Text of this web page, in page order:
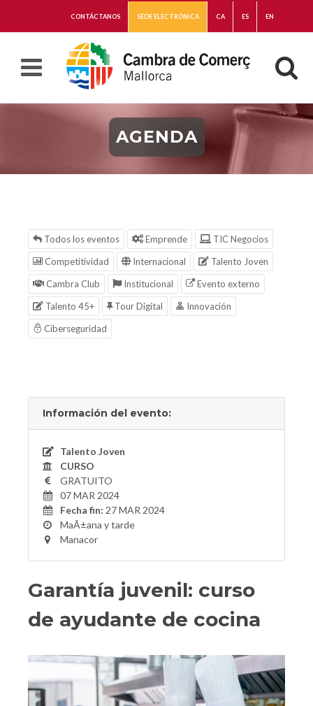
CONTÁCTANOS SEDE ELECTRÓNICA CA ES EN
AGENDA
Todos los eventos Emprende
TIC Negocios
Competitividad
Internacional
Talento Joven
Cambra Club
Institucional
Evento externo
Talento 45+
Tour Digital
Innovación
Ciberseguridad
Información del evento:
Talento Joven
CURSO
GRATUITO
07 MAR 2024
Fecha fin: 27 MAR 2024
MaÃ±ana y tarde
Manacor
Garantía juvenil: curso
de ayudante de cocina